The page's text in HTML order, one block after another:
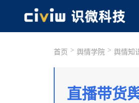
首页 > 舆情学院 > 舆情知
直播带货